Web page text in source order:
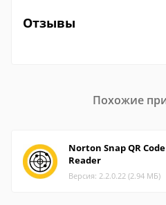
Отзывы
Похожие
Norton Snap QR Code
Reader
Версия: 2.2.0.22 (2.94 МБ)